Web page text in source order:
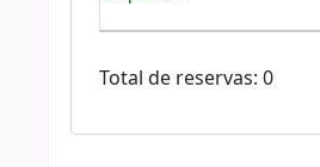
Total de reservas: 0